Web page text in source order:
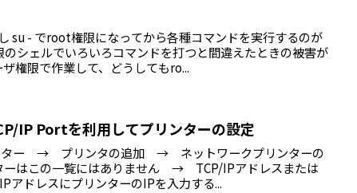
su - でroot権限になってから各種コマンドを実行するのが
シェルでいろいろコマンドを打つと間違えたときの被害が
権限で作業して、どうしてもro...
IP Portを利用してプリンターの設定
ター → プリンタの追加 → ネットワークプリンターの
はこの一覧にはありません → TCP/IPアドレスまたは
アドレスにプリンターのIPを入力する...